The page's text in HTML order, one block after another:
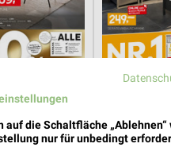
12,2 km
21.08. Gültig bis Fr.
auf die Schaltfläche „Ablehnen“
nur für unbedingt